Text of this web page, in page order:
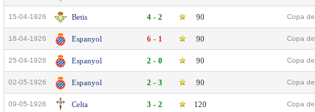
15-04-1926 Betis 4 - 2 90 Copa
18-04-1926 Espanyol 6 - 1 90 Copa
25-04-1926 Espanyol 2 - 0 90 Copa
02-05-1926 Espanyol 2 - 3 90 Copa
09-05-1926 Celta 3 - 2 120 Copa